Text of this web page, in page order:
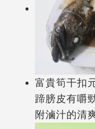
富貴筍干扣
蹄膀皮有嚼
附滷汁的清